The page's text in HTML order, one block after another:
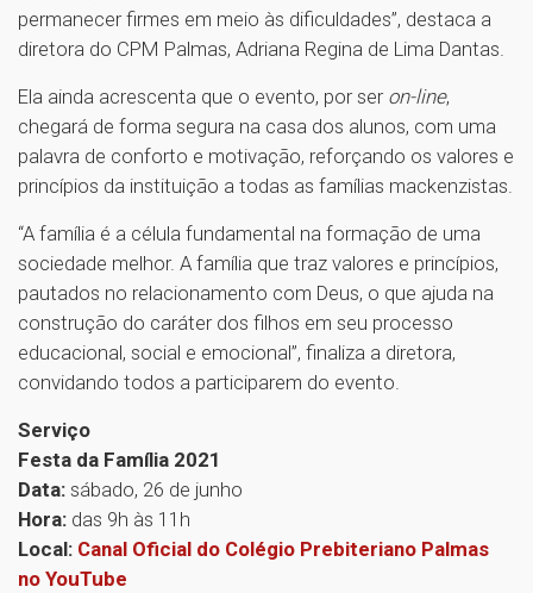
permanecer firmes em meio às dificuldades”, destaca a
diretora do CPM Palmas, Adriana Regina de Lima Dantas.
Ela ainda acrescenta que o evento, por ser on-line,
chegará de forma segura na casa dos alunos, com uma
palavra de conforto e motivação, reforçando os valores e
princípios da instituição a todas as famílias mackenzistas.
“A família é a célula fundamental na formação de uma
sociedade melhor. A família que traz valores e princípios,
pautados no relacionamento com Deus, o que ajuda na
construção do caráter dos filhos em seu processo
educacional, social e emocional”, finaliza a diretora,
convidando todos a participarem do evento.
Serviço
Festa da Família 2021
Data: sábado, 26 de junho
Hora: das 9h às 11h
Local: Canal Oficial do Colégio Prebiteriano Palmas
no YouTube